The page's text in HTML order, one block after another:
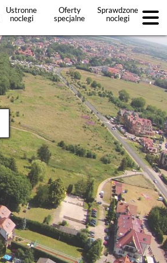
Ustronne
noclegi
Oferty
specjalne
Sprawdzone
noclegi
+Dodaj
ofertę